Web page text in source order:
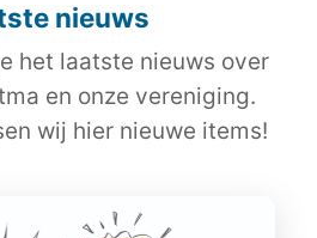
nieuws
het laatste nieuws over
en onze vereniging.
wij hier nieuwe items!